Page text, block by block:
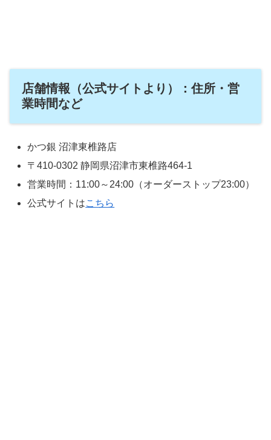
店舗情報（公式サイトより）：住所・営
業時間など
かつ銀 沼津東椎路店
〒410-0302 静岡県沼津市東椎路464-1
営業時間：11:00～24:00（オーダーストップ23:00）
公式サイトはこちら